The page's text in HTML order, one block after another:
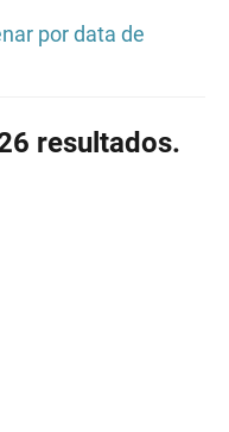
por data de
resultados.